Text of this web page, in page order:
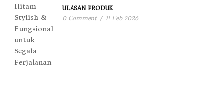
ULASAN PRODUK
0 Comment / 11 Feb 2026